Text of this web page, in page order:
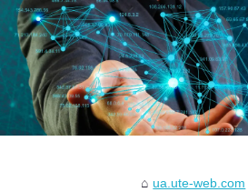
ua.ute-web.com